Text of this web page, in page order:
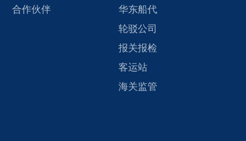
合作伙伴
华东船代
轮驳公司
报关报检
客运站
海关监管